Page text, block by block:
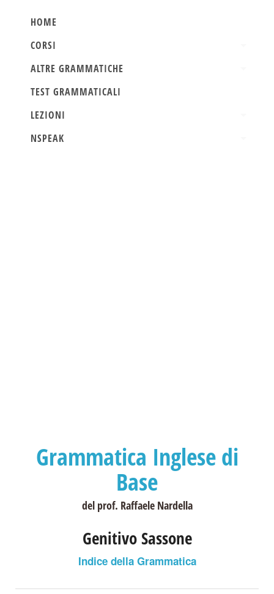
HOME
CORSI
ALTRE GRAMMATICHE
TEST GRAMMATICALI
LEZIONI
NSPEAK
Grammatica Inglese di
Base
del prof. Raffaele Nardella
Genitivo Sassone
Indice della Grammatica